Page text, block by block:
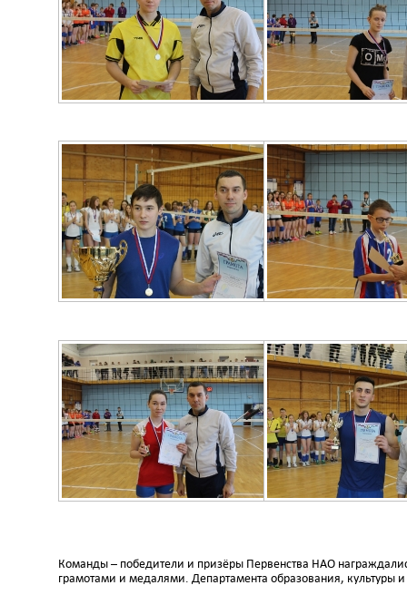
Команды – победители и призёры Первенства НАО
грамотами и медалями. Департамента образования, культуры и